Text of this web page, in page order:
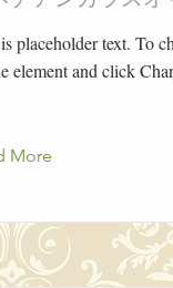
placeholder text. To
element and click
More